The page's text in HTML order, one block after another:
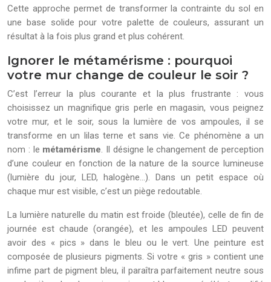
Cette approche permet de transformer la contrainte du sol en
une base solide pour votre palette de couleurs, assurant un
résultat à la fois plus grand et plus cohérent.
Ignorer le métamérisme : pourquoi
votre mur change de couleur le soir ?
C’est l’erreur la plus courante et la plus frustrante : vous
choisissez un magnifique gris perle en magasin, vous peignez
votre mur, et le soir, sous la lumière de vos ampoules, il se
transforme en un lilas terne et sans vie. Ce phénomène a un
nom : le métamérisme. Il désigne le changement de perception
d’une couleur en fonction de la nature de la source lumineuse
(lumière du jour, LED, halogène…). Dans un petit espace où
chaque mur est visible, c’est un piège redoutable.
La lumière naturelle du matin est froide (bleutée), celle de fin de
journée est chaude (orangée), et les ampoules LED peuvent
avoir des « pics » dans le bleu ou le vert. Une peinture est
composée de plusieurs pigments. Si votre « gris » contient une
infime part de pigment bleu, il paraîtra parfaitement neutre sous